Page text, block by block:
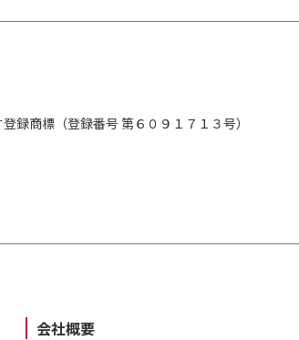
録商標（登録番号 第６０９１７１３号）
会社概要